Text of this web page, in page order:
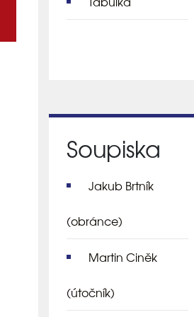
Soupiska
Jakub Brtník
(obránce)
Martin Ciněk
(útočník)